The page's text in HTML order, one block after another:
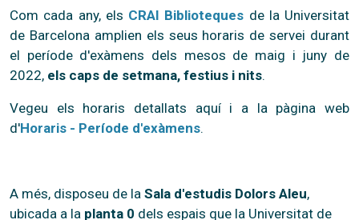
Com cada any, els CRAI Biblioteques de la Universitat
de Barcelona amplien els seus horaris de servei durant
el període d'exàmens dels mesos de maig i juny de
2022, els caps de setmana, festius i nits.
Vegeu els horaris detallats aquí i a la pàgina web
d'Horaris - Període d'exàmens.
A més, disposeu de la Sala d'estudis Dolors Aleu,
ubicada a la planta 0 dels espais que la Universitat de